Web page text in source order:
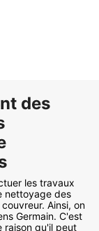
des
les travaux
nettoyage des
Ainsi, on
Germain. C'est
raison qu'il peut